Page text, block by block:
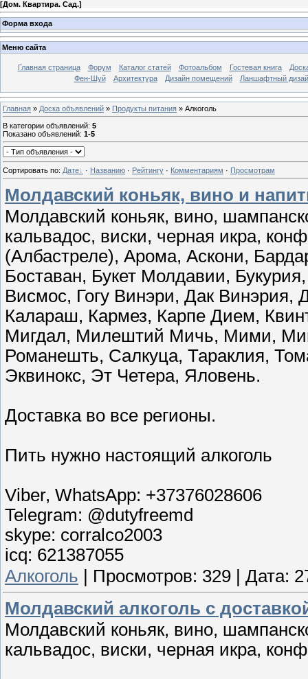
[Дом. Квартира. Сад.]
Форма входа
Меню сайта
Главная страница Форум Каталог статей Фотоальбом Гостевая книга
Фен-Шуй
Архитектура Дизайн помещений Ланшафтный
Главная » Доска объявлений » Продукты питания » Алкоголь
В категории объявлений: 5
Показано объявлений: 1-5
Сортировать по: Дате · Названию · Рейтингу · Комментариям · Просмотрам
Молдавский коньяк, вино и
Молдавский коньяк, вино,
кальвадос, виски, черная икра,
(Албастреле), Арома, Аскони,
Боставан, Букет Молдавии,
Висмос, Гогу Винэри, Дак Винэрия,
Калараш, Кармез, Карпе Дием,
Мигдал, Милештий Мичь, Мими,
Романешть, Салкуца, Тараклия,
Эквинокс, Эт Четера, Яловень.
Доставка во все регионы.
Пить нужно настоящий алкоголь
Viber, WhatsApp: +37376028606
Telegram: @dutyfreemd
skype: corralco2003
icq: 621387055
Алкоголь | Просмотров: 329 | Дата:
Молдавский алкоголь с
Молдавский коньяк, вино,
кальвадос, виски, черная икра,